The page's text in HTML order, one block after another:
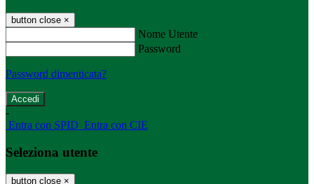
button close ×
Nome Utente
Password
Password dimenticata?
-
Entra con SPID Entra con CIE
Seleziona utente
button close ×